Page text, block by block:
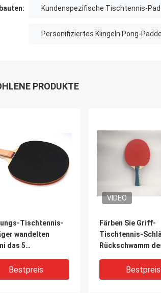
Kundenspezifische Tischtennis-
Personifiziertes Klingeln Pong-Paddel
PRODUKTE
Tischtennis-
wandelten
das 5
der Griff
Bestpreis
VIDEO
Färben Sie Griff-
Tischtennis-
Rückschwamm
Orangen-#2Bestpreis